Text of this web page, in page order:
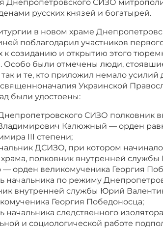
Днепропетровского СИЗО
русских князей и богатырей.
в новом храме
поблагодарил участников
к созиданию и открытию этого
Особо были отмечены люди,
и те, кто приложил немало усилий
Украинской
были удостоены:
СИЗО полковник
Калюжный — орден
III степени;
ДСИЗО, при котором
полковник внутренней
— орден великомученика Георгия
начальника по режиму
внутренней службы Юрий
Георгия Победоносца;
начальника следственного
и социологической работе